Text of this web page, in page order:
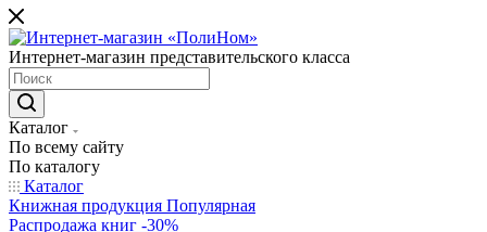
Интернет-магазин представительского класса
Каталог
По всему сайту
По каталогу
Каталог
Книжная продукция Популярная
Распродажа книг -30%